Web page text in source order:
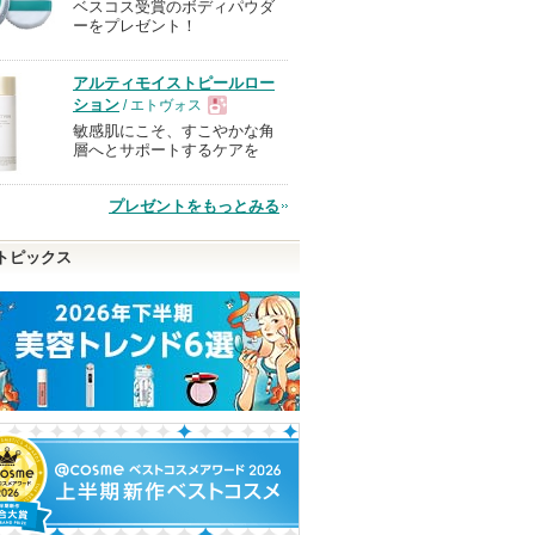
現
品
ベスコス受賞のボディパウダ
ーをプレゼント！
アルティモイストピールロー
ション / エトヴォス
現
品
敏感肌にこそ、すこやかな角
層へとサポートするケアを
プレゼントをもっとみる
ピックス